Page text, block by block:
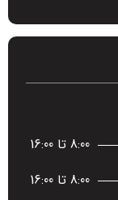
8:00 تا 16:00
8:00 تا 16:00